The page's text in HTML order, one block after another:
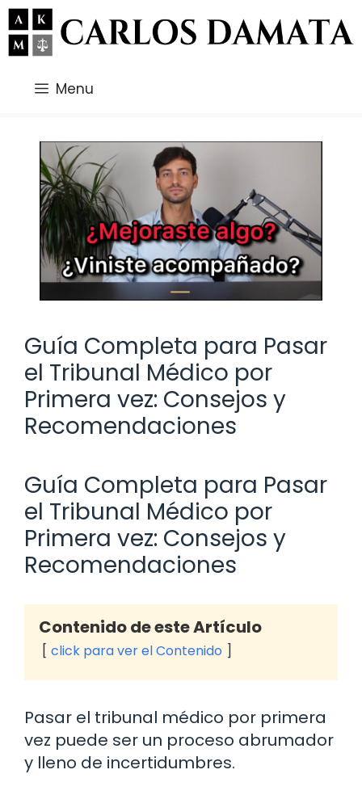
Saltar
al
contenido
Menu
Guía Completa para Pasar
el Tribunal Médico por
Primera vez: Consejos y
Recomendaciones
Guía Completa para Pasar
el Tribunal Médico por
Primera vez: Consejos y
Recomendaciones
Contenido de este Artículo
click para ver el Contenido
Pasar el tribunal médico por primera
vez puede ser un proceso abrumador
y lleno de incertidumbres.